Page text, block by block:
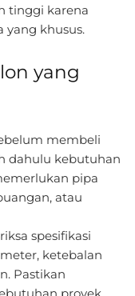
tinggi karena
yang khusus.
yang
membeli
dahulu kebutuhan
pipa
atau
spesifikasi
ketebalan
Pastikan
proyek